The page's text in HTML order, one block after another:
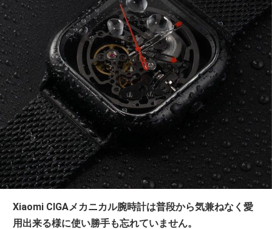
Xiaomi CIGAメカニカル腕時計は普段から気兼ねなく愛
用出来る様に使い勝手も忘れていません。